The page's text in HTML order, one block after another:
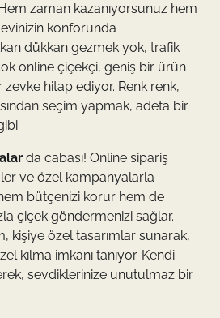
zaman kazanıyorsunuz hem
konforunda
dükkan gezmek yok, trafik
online çiçekçi, geniş bir ürün
hitap ediyor. Renk renk,
seçim yapmak, adeta bir
da cabası! Online sipariş
ve özel kampanyalarla
bütçenizi korur hem de
çiçek göndermenizi sağlar.
kişiye özel tasarımlar sunarak,
kılma imkanı tanıyor. Kendi
sevdiklerinize unutulmaz bir